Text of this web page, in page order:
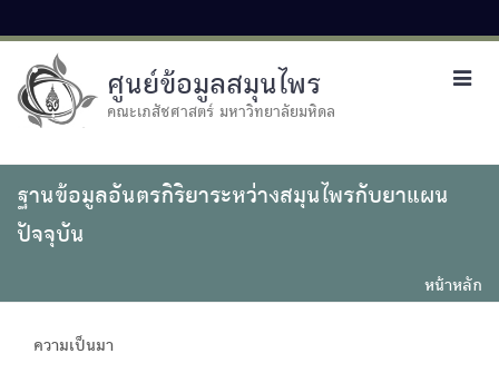
ศูนย์ข้อมูลสมุนไพร
คณะเภสัชศาสตร์ มหาวิทยาลัยมหิดล
ฐานข้อมูลอันตรกิริยาระหว่างสมุนไพรกับยาแผน
ปัจจุบัน
หน้าหลัก
ความเป็นมา